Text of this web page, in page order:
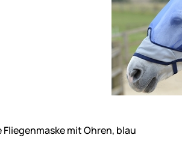
abgegeben
mit Ohren, blau